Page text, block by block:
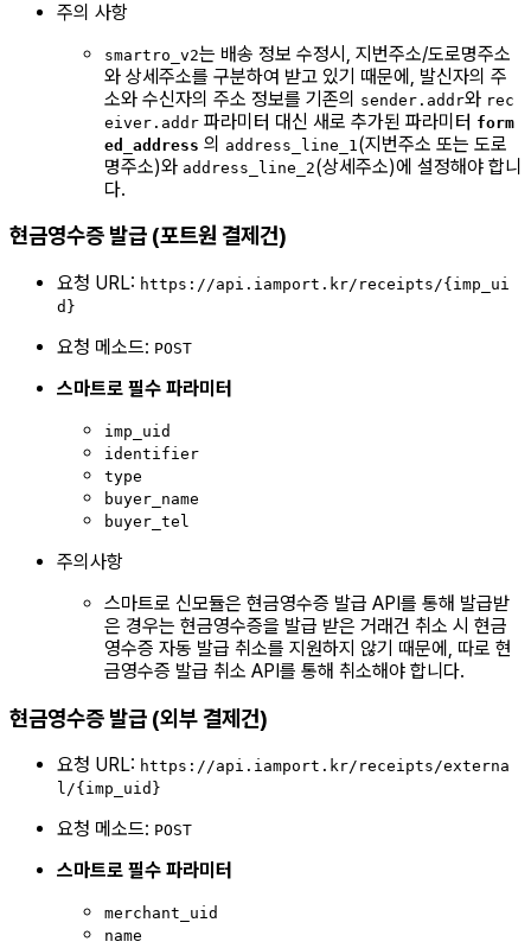
주의 사항
smartro_v2는 배송 정보 수정시, 지번주소/도로명주소
와 상세주소를 구분하여 받고 있기 때문에, 발신자의 주
소와 수신자의 주소 정보를 기존의
sender.addr와 rec
eiver.addr 파라미터 대신 새로 추가된 파라미터 form
ed_address 의 address_line_1 (지번주소 또는 도로
명주소)와 address_line_2(상세주소)에 설정해야 합니
다.
현금영수증 발급 (포트원 결제건)
요청 URL: https://api.iamport.kr/receipts/{imp_ui
d}
요청 메소드: POST
스마트로 필수 파라미터
imp_uid
identifier
type
buyer_name
buyer_tel
주의사항
스마트로 신모듈은 현금영수증 발급 API를 통해 발급받
은 경우는 현금영수증을 발급 받은 거래건 취소 시 현금
영수증 자동 발급 취소를 지원하지 않기 때문에, 따로 현
금영수증 발급 취소 API를 통해 취소해야 합니다.
현금영수증 발급 (외부 결제건)
요청 URL: https://api.iamport.kr/receipts/externa
l/{imp_uid}
요청 메소드: POST
스마트로 필수 파라미터
merchant_uid
name